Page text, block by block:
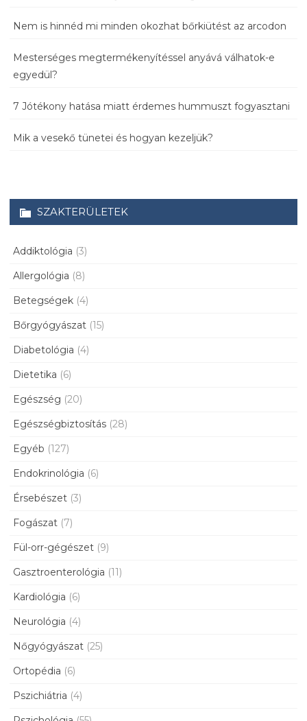
Nem is hinnéd mi minden okozhat bőrkiütést az arcodon
Mesterséges megtermékenyítéssel anyává válhatok-e
egyedül?
7 Jótékony hatása miatt érdemes hummuszt fogyasztani
Mik a vesekő tünetei és hogyan kezeljük?
SZAKTERÜLETEK
Addiktológia (3)
Allergológia (8)
Betegségek (4)
Bőrgyógyászat (15)
Diabetológia (4)
Dietetika (6)
Egészség (20)
Egészségbiztosítás (28)
Egyéb (127)
Endokrinológia (6)
Érsebészet (3)
Fogászat (7)
Fül-orr-gégészet (9)
Gasztroenterológia (11)
Kardiológia (6)
Neurológia (4)
Nőgyógyászat (25)
Ortopédia (6)
Pszichiátria (4)